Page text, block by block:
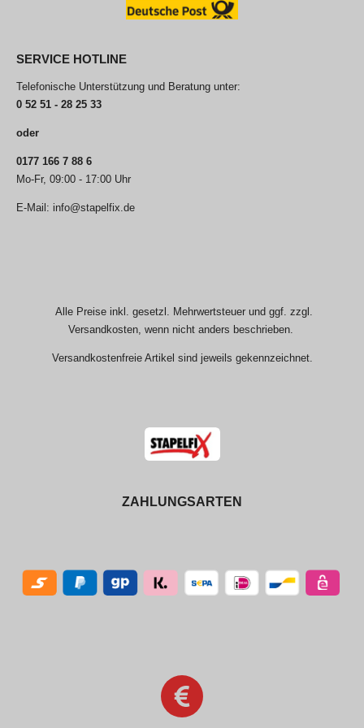
SERVICE HOTLINE
Telefonische Unterstützung und Beratung unter:
0 52 51 - 28 25 33
oder
0177 166 7 88 6
Mo-Fr, 09:00 - 17:00 Uhr
E-Mail: info@stapelfix.de
Alle Preise inkl. gesetzl. Mehrwertsteuer und ggf. zzgl.
Versandkosten, wenn nicht anders beschrieben.
Versandkostenfreie Artikel sind jeweils gekennzeichnet.
ZAHLUNGSARTEN